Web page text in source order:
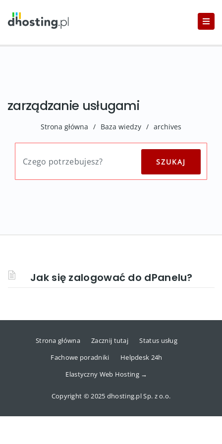
zarządzanie usługami
Strona główna / Baza wiedzy / archives
Jak się zalogować do dPanelu?
Strona główna Zacznij tutaj
Status usług
Fachowe poradniki
Helpdesk 24h
Elastyczny Web Hosting →
Copyright © 2025 dhosting.pl Sp. z o.o.